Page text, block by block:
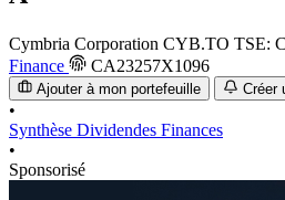
Cymbria Corporation CYB.TO TSE:
Finance
CA23257X1096
Ajouter à mon portefeuille Créer
•
Synthèse Dividendes Finances
•
Sponsorisé